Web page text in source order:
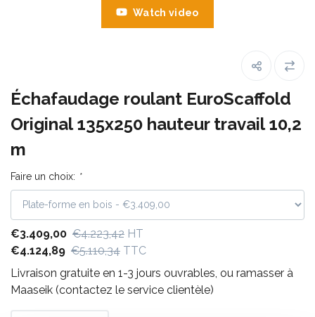
Watch video
Échafaudage roulant EuroScaffold
Original 135x250 hauteur travail 10,2
m
Faire un choix: *
€3.409,00 €4.223,42 HT
€4.124,89 €5.110,34 TTC
Livraison gratuite en 1-3 jours ouvrables, ou ramasser à
Maaseik (contactez le service clientèle)